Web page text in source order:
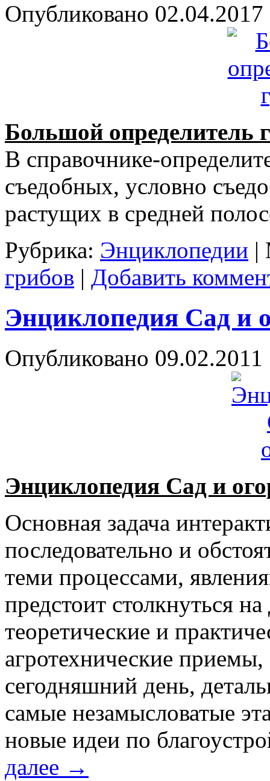
Опубликовано 02.04.2017
Большой определитель
В справочнике-
съедобных, условно
растущих в средней
Рубрика: Энциклопедии |
грибов | Добавить
Энциклопедия Сад и
Опубликовано 09.02.2011
Энциклопедия Сад и
Основная задача
последовательно и
теми процессами,
предстоит столкнуться
теоретические и
агротехнические
сегодняшний день,
самые незамысловатые
новые идеи по
далее →